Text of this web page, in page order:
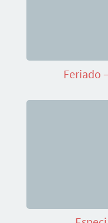
Feriado